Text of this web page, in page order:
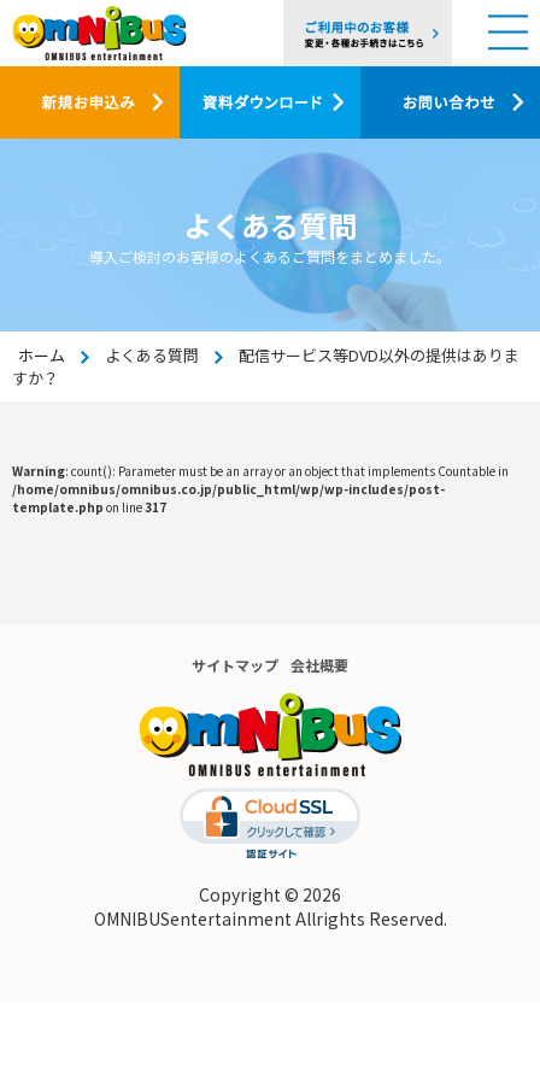
よくある質問
導入ご検討のお客様のよくあるご質問をまとめました。
ホーム よくある質問
配信サービス等DVD以外の提供はありま
すか？
Warning: count(): Parameter must be an array or an object that implements Countable in
/home/omnibus/omnibus.co.jp/public_html/wp/wp-includes/post-
template.php on line317
サイトマップ 会社概要
Copyright © 2026
OMNIBUSentertainment Allrights Reserved.